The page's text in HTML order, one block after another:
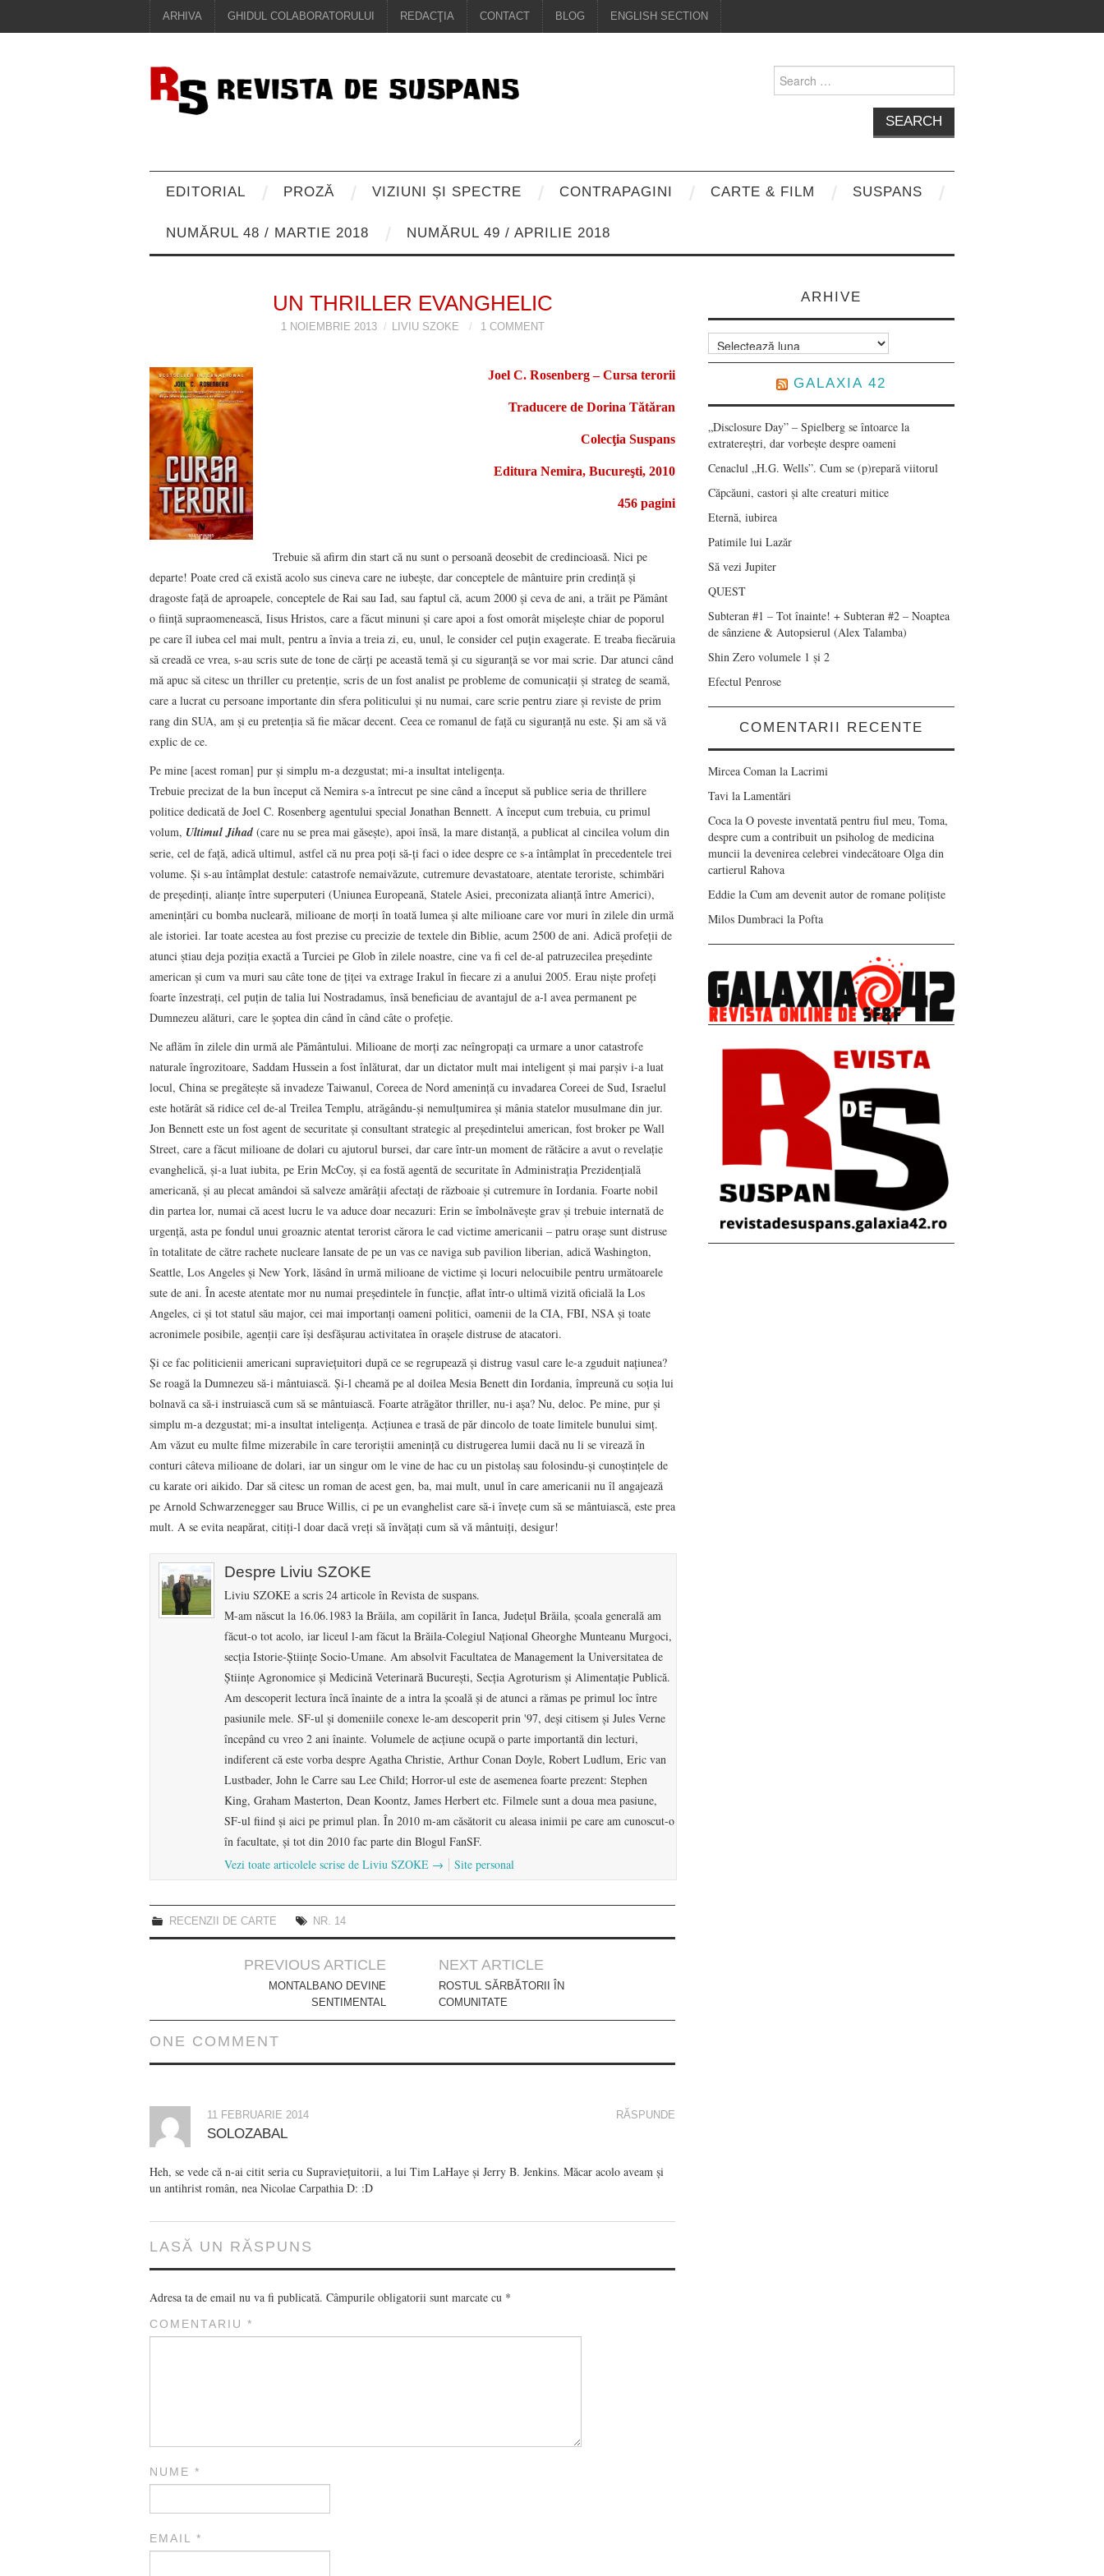
ARHIVA GHIDUL COLABORATORULUI REDACŢIA CONTACT BLOG ENGLISH SECTION
Search
for:
EDITORIAL PROZĂ VIZIUNI ȘI SPECTRE CONTRAPAGINI CARTE & FILM SUSPANS
NUMĂRUL 48 / MARTIE 2018 NUMĂRUL 49 / APRILIE 2018
UN THRILLER EVANGHELIC
1 NOIEMBRIE 2013 LIVIU SZOKE 1 COMMENT
Joel C. Rosenberg – Cursa terorii
Traducere de Dorina Tătăran
Colecţia Suspans
Editura Nemira, Bucureşti, 2010
456 pagini
Trebuie să afirm din start că nu sunt o persoană deosebit de credincioasă. Nici pe
departe! Poate cred că există acolo sus cineva care ne iubeşte, dar conceptele de mântuire prin credinţă şi
dragoste faţă de aproapele, conceptele de Rai sau Iad, sau faptul că, acum 2000 şi ceva de ani, a trăit pe Pământ
o fiinţă supraomenească, Iisus Hristos, care a făcut minuni şi care apoi a fost omorât mişeleşte chiar de poporul
pe care îl iubea cel mai mult, pentru a învia a treia zi, eu, unul, le consider cel puţin exagerate. E treaba fiecăruia
să creadă ce vrea, s-au scris sute de tone de cărţi pe această temă şi cu siguranţă se vor mai scrie. Dar atunci când
mă apuc să citesc un thriller cu pretenţie, scris de un fost analist pe probleme de comunicaţii şi strateg de seamă,
care a lucrat cu persoane importante din sfera politicului şi nu numai, care scrie pentru ziare şi reviste de prim
rang din SUA, am şi eu pretenţia să fie măcar decent. Ceea ce romanul de faţă cu siguranţă nu este. Şi am să vă
explic de ce.
Pe mine [acest roman] pur şi simplu m-a dezgustat; mi-a insultat inteligenţa.
Trebuie precizat de la bun început că Nemira s-a întrecut pe sine când a început să publice seria de thrillere
politice dedicată de Joel C. Rosenberg agentului special Jonathan Bennett. A început cum trebuia, cu primul
volum, Ultimul Jihad (care nu se prea mai găseşte), apoi însă, la mare distanţă, a publicat al cincilea volum din
serie, cel de faţă, adică ultimul, astfel că nu prea poţi să-ţi faci o idee despre ce s-a întâmplat în precedentele trei
volume. Şi s-au întâmplat destule: catastrofe nemaivăzute, cutremure devastatoare, atentate teroriste, schimbări
de preşedinţi, alianţe între superputeri (Uniunea Europeană, Statele Asiei, preconizata alianţă între Americi),
ameninţări cu bomba nucleară, milioane de morţi în toată lumea şi alte milioane care vor muri în zilele din urmă
ale istoriei. Iar toate acestea au fost prezise cu precizie de textele din Biblie, acum 2500 de ani. Adică profeţii de
atunci ştiau deja poziţia exactă a Turciei pe Glob în zilele noastre, cine va fi cel de-al patruzecilea preşedinte
american şi cum va muri sau câte tone de ţiţei va extrage Irakul în fiecare zi a anului 2005. Erau nişte profeţi
foarte înzestraţi, cel puţin de talia lui Nostradamus, însă beneficiau de avantajul de a-l avea permanent pe
Dumnezeu alături, care le şoptea din când în când câte o profeţie.
Ne aflăm în zilele din urmă ale Pământului. Milioane de morţi zac neîngropaţi ca urmare a unor catastrofe
naturale îngrozitoare, Saddam Hussein a fost înlăturat, dar un dictator mult mai inteligent şi mai parşiv i-a luat
locul, China se pregăteşte să invadeze Taiwanul, Coreea de Nord ameninţă cu invadarea Coreei de Sud, Israelul
este hotărât să ridice cel de-al Treilea Templu, atrăgându-şi nemulţumirea şi mânia statelor musulmane din jur.
Jon Bennett este un fost agent de securitate şi consultant strategic al preşedintelui american, fost broker pe Wall
Street, care a făcut milioane de dolari cu ajutorul bursei, dar care într-un moment de rătăcire a avut o revelaţie
evanghelică, şi-a luat iubita, pe Erin McCoy, şi ea fostă agentă de securitate în Administraţia Prezidenţială
americană, şi au plecat amândoi să salveze amărâţii afectaţi de războaie şi cutremure în Iordania. Foarte nobil
din partea lor, numai că acest lucru le va aduce doar necazuri: Erin se îmbolnăveşte grav şi trebuie internată de
urgenţă, asta pe fondul unui groaznic atentat terorist cărora le cad victime americanii – patru oraşe sunt distruse
în totalitate de către rachete nucleare lansate de pe un vas ce naviga sub pavilion liberian, adică Washington,
Seattle, Los Angeles şi New York, lăsând în urmă milioane de victime şi locuri nelocuibile pentru următoarele
sute de ani. În aceste atentate mor nu numai preşedintele în funcţie, aflat într-o ultimă vizită oficială la Los
Angeles, ci şi tot statul său major, cei mai importanţi oameni politici, oamenii de la CIA, FBI, NSA şi toate
acronimele posibile, agenţii care îşi desfăşurau activitatea în oraşele distruse de atacatori.
Şi ce fac politicienii americani supravieţuitori după ce se regrupează şi distrug vasul care le-a zguduit naţiunea?
Se roagă la Dumnezeu să-i mântuiască. Şi-l cheamă pe al doilea Mesia Benett din Iordania, împreună cu soţia lui
bolnavă ca să-i instruiască cum să se mântuiască. Foarte atrăgător thriller, nu-i aşa? Nu, deloc. Pe mine, pur şi
simplu m-a dezgustat; mi-a insultat inteligenţa. Acţiunea e trasă de păr dincolo de toate limitele bunului simţ.
Am văzut eu multe filme mizerabile în care teroriştii ameninţă cu distrugerea lumii dacă nu li se virează în
conturi câteva milioane de dolari, iar un singur om le vine de hac cu un pistolaş sau folosindu-şi cunoştinţele de
cu karate ori aikido. Dar să citesc un roman de acest gen, ba, mai mult, unul în care americanii nu îl angajează
pe Arnold Schwarzenegger sau Bruce Willis, ci pe un evanghelist care să-i înveţe cum să se mântuiască, este prea
mult. A se evita neapărat, citiţi-l doar dacă vreţi să învăţaţi cum să vă mântuiţi, desigur!
Despre Liviu SZOKE
Liviu SZOKE a scris 24 articole în Revista de suspans.
M-am născut la 16.06.1983 la Brăila, am copilărit în Ianca, Județul Brăila, școala generală am
făcut-o tot acolo, iar liceul l-am făcut la Brăila-Colegiul Național Gheorghe Munteanu Murgoci,
secția Istorie-Științe Socio-Umane. Am absolvit Facultatea de Management la Universitatea de
Științe Agronomice și Medicină Veterinară București, Secția Agroturism și Alimentație Publică.
Am descoperit lectura încă înainte de a intra la școală și de atunci a rămas pe primul loc între
pasiunile mele. SF-ul și domeniile conexe le-am descoperit prin '97, deși citisem și Jules Verne
începând cu vreo 2 ani înainte. Volumele de acțiune ocupă o parte importantă din lecturi,
indiferent că este vorba despre Agatha Christie, Arthur Conan Doyle, Robert Ludlum, Eric van
Lustbader, John le Carre sau Lee Child; Horror-ul este de asemenea foarte prezent: Stephen
King, Graham Masterton, Dean Koontz, James Herbert etc. Filmele sunt a doua mea pasiune,
SF-ul fiind și aici pe primul plan. În 2010 m-am căsătorit cu aleasa inimii pe care am cunoscut-o
în facultate, și tot din 2010 fac parte din Blogul FanSF.
Vezi toate articolele scrise de Liviu SZOKE → Site personal
RECENZII DE CARTE NR. 14
PREVIOUS ARTICLE
MONTALBANO DEVINE
SENTIMENTAL
NEXT ARTICLE
ROSTUL SĂRBĂTORII ÎN
COMUNITATE
ONE COMMENT
RĂSPUNDE
11 FEBRUARIE 2014
SOLOZABAL
Heh, se vede că n-ai citit seria cu Supraviețuitorii, a lui Tim LaHaye și Jerry B. Jenkins. Măcar acolo aveam și
un antihrist român, nea Nicolae Carpathia D: :D
LASĂ UN RĂSPUNS
Adresa ta de email nu va fi publicată. Câmpurile obligatorii sunt marcate cu *
COMENTARIU *
NUME *
EMAIL *
ARHIVE
Arhive
GALAXIA 42
„Disclosure Day” – Spielberg se întoarce la
extratereștri, dar vorbește despre oameni
Cenaclul „H.G. Wells”. Cum se (p)repară viitorul
Căpcăuni, castori și alte creaturi mitice
Eternă, iubirea
Patimile lui Lazăr
Să vezi Jupiter
QUEST
Subteran #1 – Tot înainte! + Subteran #2 – Noaptea
de sânziene & Autopsierul (Alex Talamba)
Shin Zero volumele 1 și 2
Efectul Penrose
COMENTARII RECENTE
Mircea Coman la Lacrimi
Tavi la Lamentări
Coca la O poveste inventată pentru fiul meu, Toma,
despre cum a contribuit un psiholog de medicina
muncii la devenirea celebrei vindecătoare Olga din
cartierul Rahova
Eddie la Cum am devenit autor de romane polițiste
Milos Dumbraci la Pofta